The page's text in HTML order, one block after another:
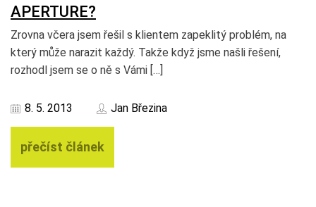
APERTURE?
Zrovna včera jsem řešil s klientem zapeklitý problém, na
který může narazit každý. Takže když jsme našli řešení,
rozhodl jsem se o ně s Vámi […]
8. 5. 2013 Jan Březina
přečíst článek